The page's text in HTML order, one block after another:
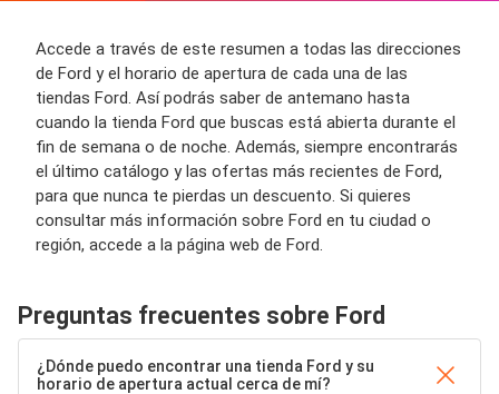
Accede a través de este resumen a todas las direcciones
de Ford y el horario de apertura de cada una de las
tiendas Ford. Así podrás saber de antemano hasta
cuando la tienda Ford que buscas está abierta durante el
fin de semana o de noche. Además, siempre encontrarás
el último catálogo y las ofertas más recientes de Ford,
para que nunca te pierdas un descuento. Si quieres
consultar más información sobre Ford en tu ciudad o
región, accede a la página web de Ford.
Preguntas frecuentes sobre Ford
¿Dónde puedo encontrar una tienda Ford y su
horario de apertura actual cerca de mí?